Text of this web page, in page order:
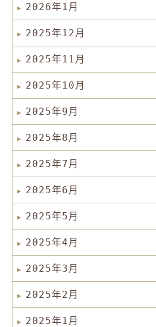
2026年1月
2025年12月
2025年11月
2025年10月
2025年9月
2025年8月
2025年7月
2025年6月
2025年5月
2025年4月
2025年3月
2025年2月
2025年1月